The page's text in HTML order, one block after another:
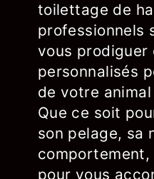
toilettage de
professionnels
vous prodiguer
personnalisés
de votre
Que ce soit
son pelage, sa
comportement,
pour vous